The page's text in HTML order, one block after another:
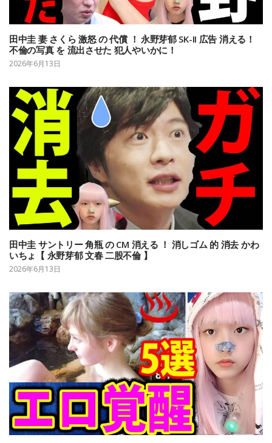
田中圭 妻 さくら 激怒 の 代償 ！ 永野芽郁 SK-II 広告 消える！
不倫の写真 を 流出させた 犯人やいかに！
2026年6月13日
田中圭 サントリー 角瓶 の CM 消える ！ 消しゴム 的 消去 かわ
いちょ【 永野芽郁 文春 二股不倫 】
2026年6月13日